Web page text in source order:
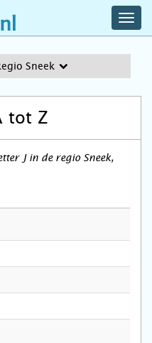
Sneek
tot Z
J in de regio Sneek,